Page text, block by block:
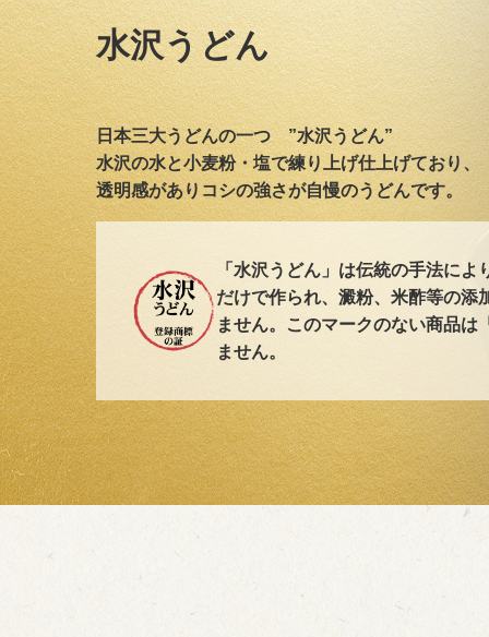
水沢うどん
日本三大うどんの一つ ”水沢うどん”
水沢の水と小麦粉・塩で練り上げ仕上げており、
透明感がありコシの強さが自慢のうどんです。
「水沢うどん」は伝統の手法に
だけで作られ、澱粉、米酢等の添
ません。このマークのない商品は
ません。